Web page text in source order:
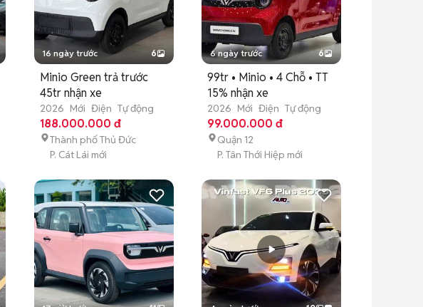
16 ngày trước 6
Minio Green trả trước
45tr nhận xe
2026 Mới Điện Tự động
188.000.000 đ
Thành phố Thủ Đức
P. Cát Lái mới
6 ngày trước 6
99tr • Minio • 4 Chỗ • TT
15% nhận xe
2026 Mới Điện Tự động
99.000.000 đ
Quận 12
P. Tân Thới Hiệp mới